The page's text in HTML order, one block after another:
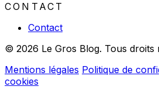
CONTACT
Contact
© 2026 Le Gros Blog. Tous droits
Mentions légales Politique de
cookies